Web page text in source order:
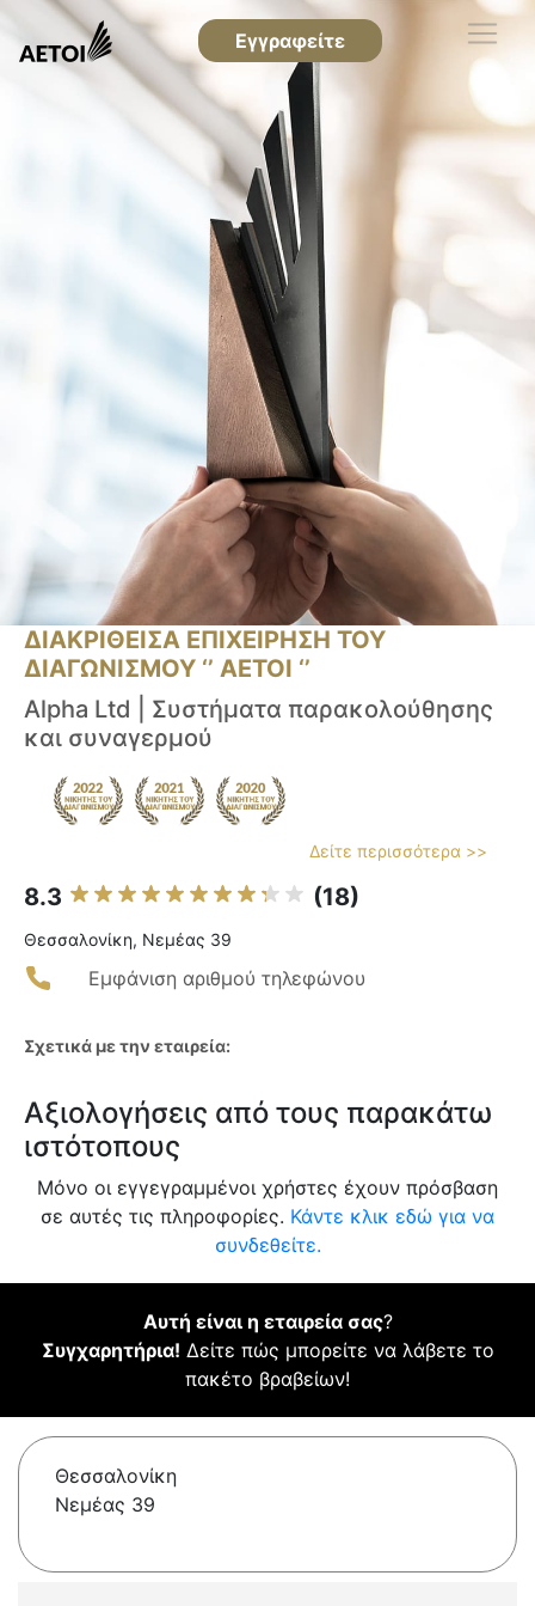
Εγγραφείτε
ΔΙΑΚΡΙΘΕΙΣΑ ΕΠΙΧΕΙΡΗΣΗ ΤΟΥ
ΔΙΑΓΩΝΙΣΜΟΥ ‘’ ΑΕΤΟΙ ‘’
Alpha Ltd | Συστήματα παρακολούθησης
και συναγερμού
Δείτε περισσότερα >>
8.3 (18)
Θεσσαλονίκη, Νεμέας 39
Εμφάνιση αριθμού τηλεφώνου
Σχετικά με την εταιρεία:
Αξιολογήσεις από τους παρακάτω
ιστότοπους
Μόνο οι εγγεγραμμένοι χρήστες έχουν πρόσβαση
σε αυτές τις πληροφορίες. Κάντε κλικ εδώ για να
συνδεθείτε.
Αυτή είναι η εταιρεία σας?
Συγχαρητήρια! Δείτε πώς μπορείτε να λάβετε το
πακέτο βραβείων!
Θεσσαλονίκη
Νεμέας 39